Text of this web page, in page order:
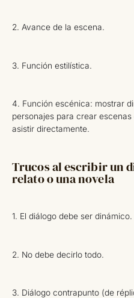
2. Avance de la escena.
3. Función estilística.
4. Función escénica: mostrar
personajes para crear
asistir directamente.
Trucos al escribir un
relato o una novela
1. El diálogo debe ser dinámico.
2. No debe decirlo todo.
3. Diálogo contrapunto (de